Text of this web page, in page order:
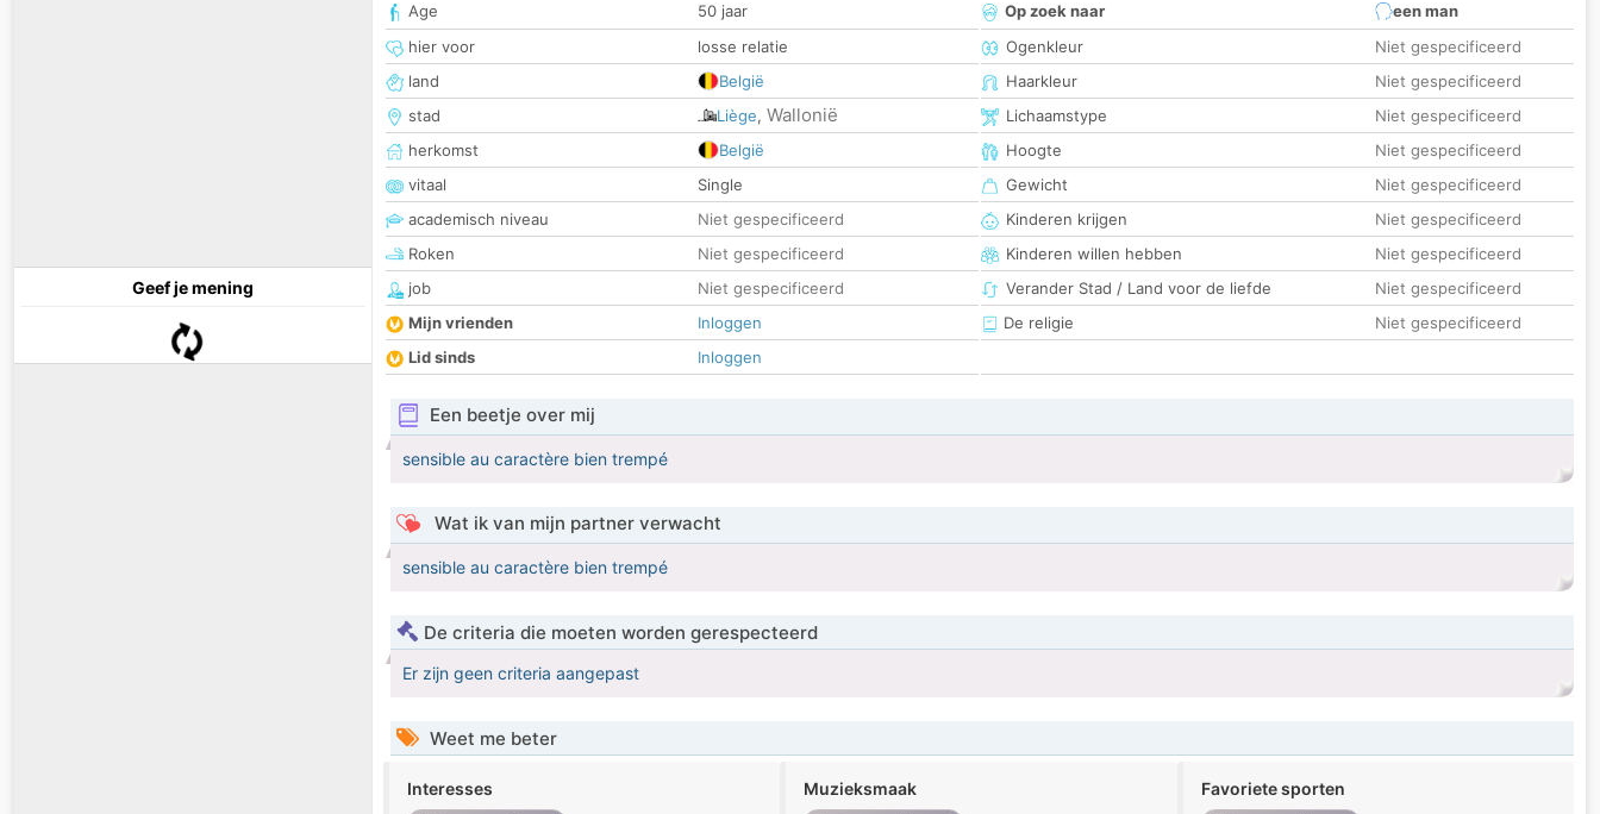
Geef je mening
Age
50 jaar
hier voor
losse relatie
land
België
stad
Liège, Wallonië
herkomst
België
vitaal
Single
academisch niveau
Niet gespecificeerd
Roken
Niet gespecificeerd
job
Niet gespecificeerd
Mijn vrienden
Inloggen
Lid sinds
Inloggen
Op zoek naar
een man
Ogenkleur
Niet gespecificeerd
Haarkleur
Niet gespecificeerd
Lichaamstype
Niet gespecificeerd
Hoogte
Niet gespecificeerd
Gewicht
Niet gespecificeerd
Kinderen krijgen
Niet gespecificeerd
Kinderen willen hebben
Niet gespecificeerd
Verander Stad / Land voor de liefde
Niet gespecificeerd
De religie
Niet gespecificeerd
Een beetje over mij
sensible au caractère bien trempé
Wat ik van mijn partner verwacht
sensible au caractère bien trempé
De criteria die moeten worden gerespecteerd
Er zijn geen criteria aangepast
Weet me beter
Interesses Muzieksmaak Favoriete sporten